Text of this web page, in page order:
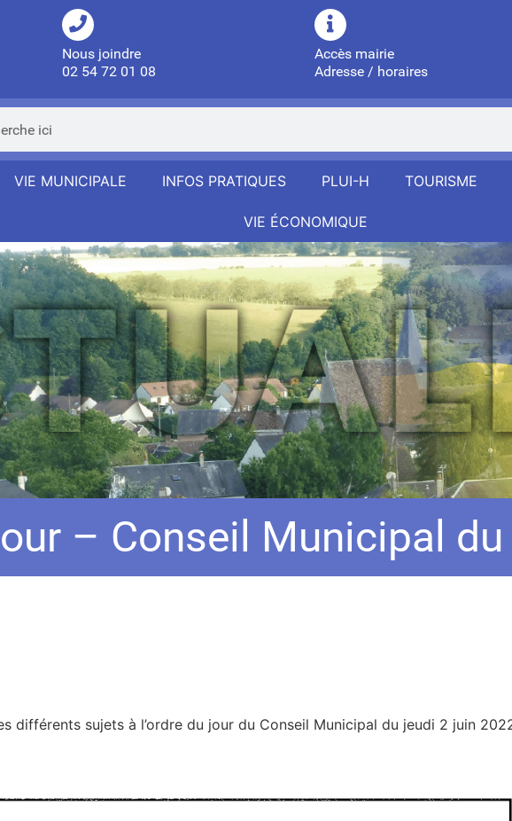
Nous joindre
02 54 72 01 08
Accès mairie
Adresse / horaires
VIE MUNICIPALE INFOS PRATIQUES PLUI-H TOURISME
VIE ÉCONOMIQUE
– Conseil Municipal
différents sujets à l’ordre du jour du Conseil Municipal du jeudi 2 juin